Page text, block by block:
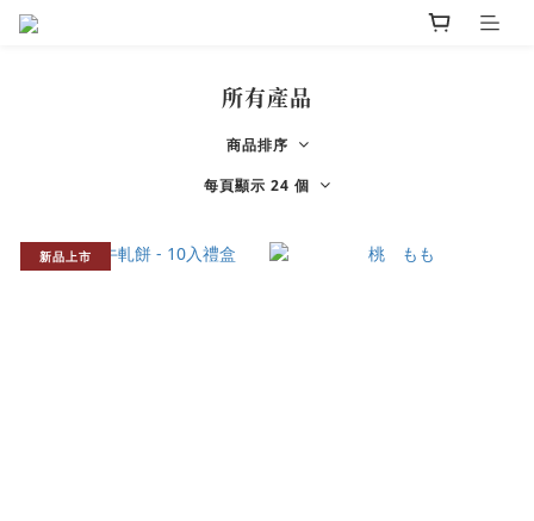
所有產品
商品排序
每頁顯示 24 個
新品上市